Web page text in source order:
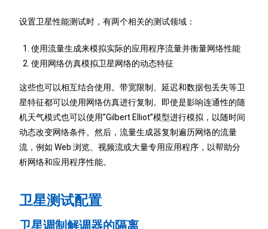
设置卫星性能测试时，有两个相关的测试领域：
使用流量生成来模拟实际的应用程序流量并衡量网络性能
使用网络仿真模拟卫星网络的动态特征
这些也可以相互结合使用。带宽限制、延迟和数据包丢失等卫
星特征都可以使用网络仿真进行复制。即使是影响连通性的随
机天气模式也可以使用”Gilbert Elliot”模型进行模拟，以随时间
动态改变网络条件。然后，流量生成器复制遍历网络的流量
流，例如 Web 浏览、视频流或大量专用应用程序，以帮助分
析网络和应用程序性能。
卫星测试配置
卫星调制解调器的隔离